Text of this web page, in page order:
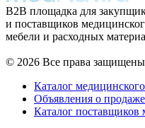
B2B площадка для
и поставщиков
мебели и расходных
© 2026 Все права
Каталог
Объявления о
Каталог поставщиков